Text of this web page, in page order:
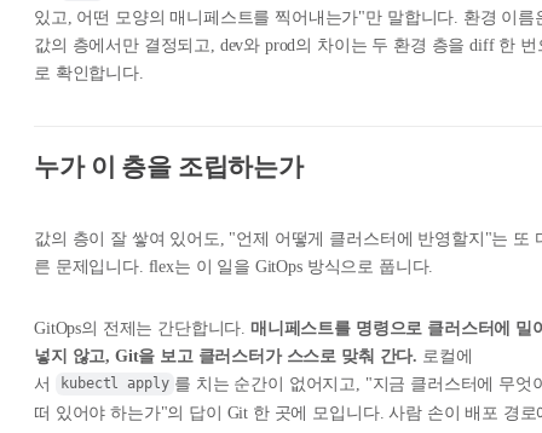
있고, 어떤 모양의 매니페스트를 찍어내는가"만 말합니다. 환경 이름
값의 층에서만 결정되고, dev와 prod의 차이는 두 환경 층을 diff 한 번
로 확인합니다.
누가 이 층을 조립하는가
값의 층이 잘 쌓여 있어도, "언제 어떻게 클러스터에 반영할지"는 또
른 문제입니다. flex는 이 일을 GitOps 방식으로 풉니다.
GitOps의 전제는 간단합니다. 매니페스트를 명령으로 클러스터에 밀
넣지 않고, Git을 보고 클러스터가 스스로 맞춰 간다. 로컬에
서
kubectl apply 를 치는 순간이 없어지고, "지금 클러스터에 무엇
떠 있어야 하는가"의 답이 Git 한 곳에 모입니다. 사람 손이 배포 경로